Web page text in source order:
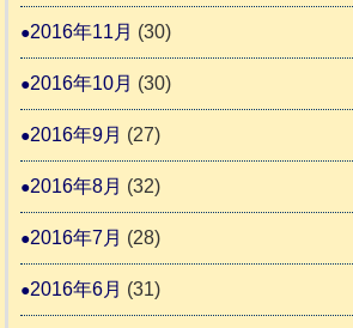
2016年11月 (30)
2016年10月 (30)
2016年9月 (27)
2016年8月 (32)
2016年7月 (28)
2016年6月 (31)